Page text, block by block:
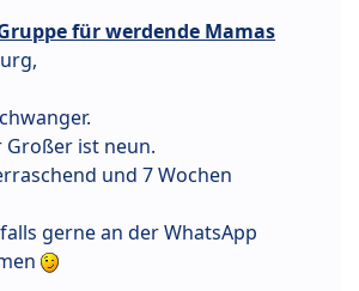
für werdende Mamas
Großer ist neun.
und 7 Wochen
gerne an der WhatsApp